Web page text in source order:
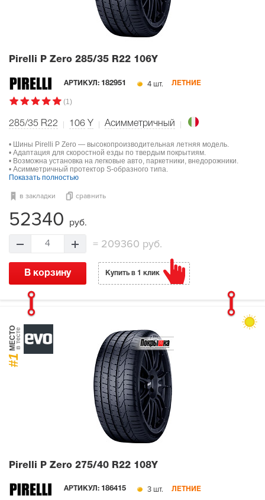
Pirelli P Zero 285/35 R22 106Y
АРТИКУЛ: 182951 4 шт. ЛЕТНИЕ
(1)
285/35 R22 106 Y Асимметричный
• Шины Pirelli P Zero — высокопроизводительная летняя модель.
• Адаптация для скоростной езды по твердым покрытиям.
• Возможна установка на легковые авто, паркетники, внедорожники.
• Асимметричный протектор S-образного типа.
Показать полностью
в закладки сравнить
52340 руб.
4 = 209360 руб.
В корзину Купить в 1 клик
#1
МЕСТОв тесте
Pirelli P Zero 275/40 R22 108Y
АРТИКУЛ: 186415 3 шт. ЛЕТНИЕ